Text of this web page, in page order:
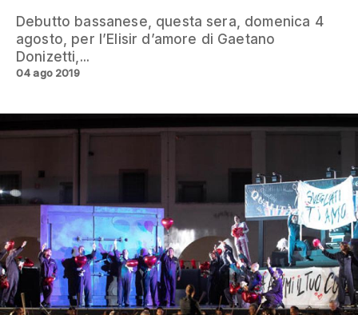
Debutto bassanese, questa sera, domenica 4
agosto, per l’Elisir d’amore di Gaetano
Donizetti,...
04 ago 2019